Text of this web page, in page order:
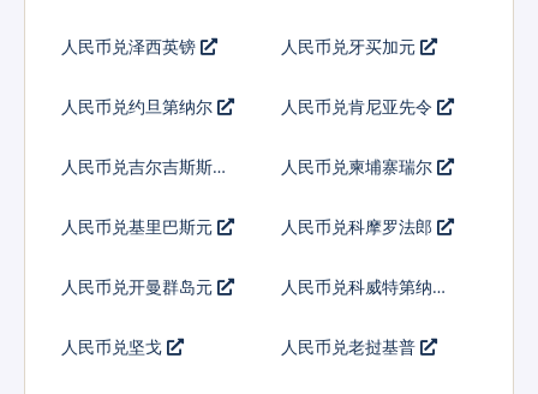
人民币兑泽西英镑 人民币兑牙买加元
人民币兑约旦第纳尔 人民币兑肯尼亚先令
人民币兑吉尔吉斯斯坦
人民币兑柬埔寨瑞尔
人民币兑基里巴斯元 人民币兑科摩罗法郎
人民币兑开曼群岛元 人民币兑科威特第纳尔
人民币兑坚戈 人民币兑老挝基普